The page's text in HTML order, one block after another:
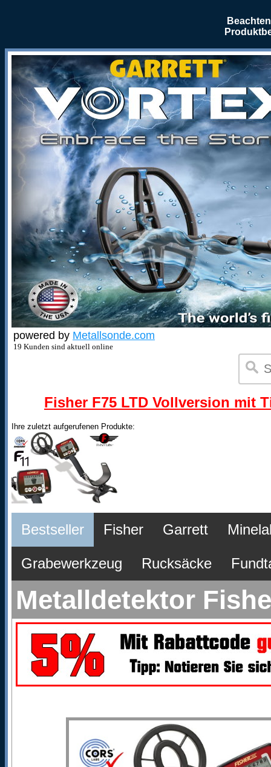
powered by Metallsonde.com
19 Kunden sind aktuell online
Fisher F75 LTD Vollversion mit
Ihre zuletzt aufgerufenen Produkte:
Bestseller Fisher Garrett
Grabewerkzeug Rucksäcke
Metalldetektor